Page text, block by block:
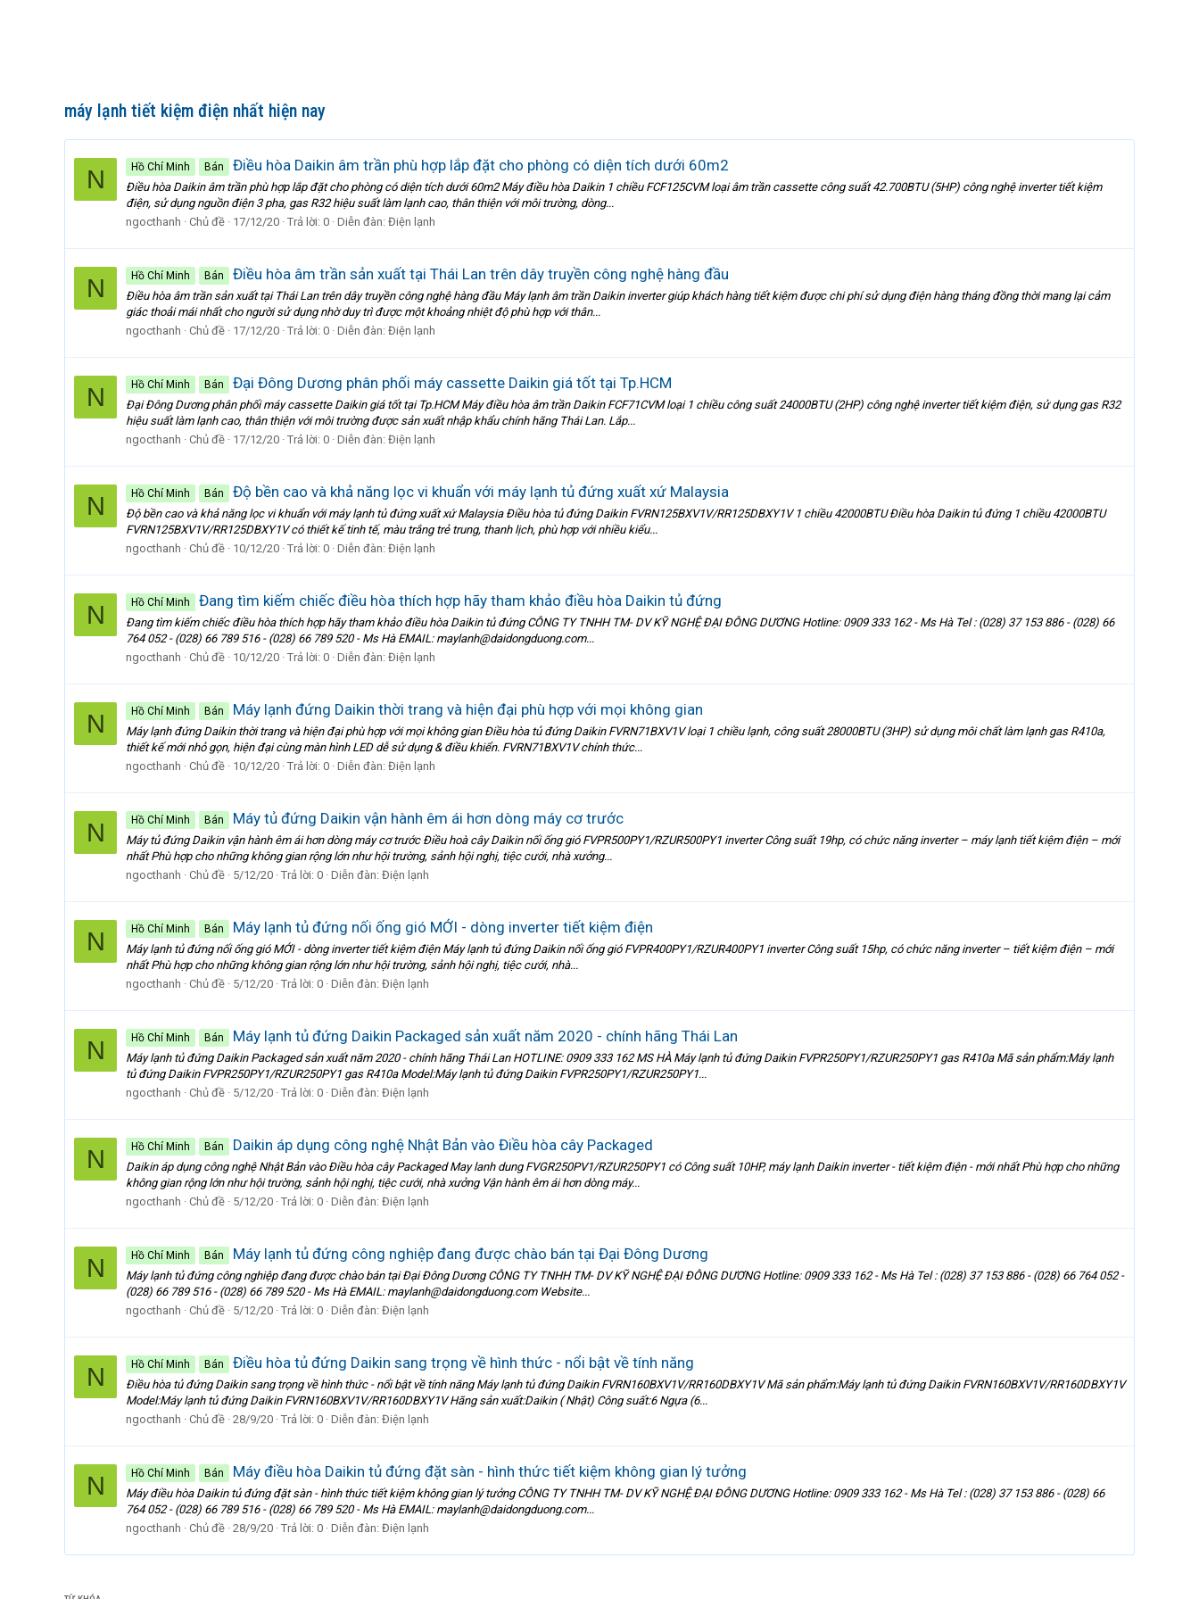
máy lạnh tiết kiệm điện nhất hiện nay
N Hồ Chí Minh Bán Điều hòa Daikin âm trần phù hợp lắp đặt cho phòng có diện tích dưới 60m2
Điều hòa Daikin âm trần phù hợp lắp đặt cho phòng có diện tích dưới 60m2 Máy điều hòa Daikin 1 chiều FCF125CVM loại âm trần cassette công suất 42.700BTU (5HP) công nghệ inverter tiết kiệm
điện, sử dụng nguồn điện 3 pha, gas R32 hiệu suất làm lạnh cao, thân thiện với môi trường, dòng...
ngocthanh
Chủ đề 17/12/20 Trả lời: 0 Diễn đàn: Điện lạnh
N Hồ Chí Minh Bán Điều hòa âm trần sản xuất tại Thái Lan trên dây truyền công nghệ hàng đầu
Điều hòa âm trần sản xuất tại Thái Lan trên dây truyền công nghệ hàng đầu Máy lạnh âm trần Daikin inverter giúp khách hàng tiết kiệm được chi phí sử dụng điện hàng tháng đồng thời mang lại cảm
giác thoải mái nhất cho người sử dụng nhờ duy trì được một khoảng nhiệt độ phù hợp với thân...
ngocthanh
Chủ đề 17/12/20 Trả lời: 0 Diễn đàn: Điện lạnh
N Hồ Chí Minh Bán Đại Đông Dương phân phối máy cassette Daikin giá tốt tại Tp.HCM
Đại Đông Dương phân phối máy cassette Daikin giá tốt tại Tp.HCM Máy điều hòa âm trần Daikin FCF71CVM loại 1 chiều công suất 24000BTU (2HP) công nghệ inverter tiết kiệm điện, sử dụng gas R32
hiệu suất làm lạnh cao, thân thiện với môi trường được sản xuất nhập khẩu chính hãng Thái Lan. Lắp...
ngocthanh
Chủ đề 17/12/20 Trả lời: 0 Diễn đàn: Điện lạnh
N Hồ Chí Minh Bán Độ bền cao và khả năng lọc vi khuẩn với máy lạnh tủ đứng xuất xứ Malaysia
Độ bền cao và khả năng lọc vi khuẩn với máy lạnh tủ đứng xuất xứ Malaysia Điều hòa tủ đứng Daikin FVRN125BXV1V/RR125DBXY1V 1 chiều 42000BTU Điều hòa Daikin tủ đứng 1 chiều 42000BTU
FVRN125BXV1V/RR125DBXY1V có thiết kế tinh tế, màu trắng trẻ trung, thanh lịch, phù hợp với nhiều kiểu...
ngocthanh
Chủ đề 10/12/20 Trả lời: 0 Diễn đàn: Điện lạnh
N Hồ Chí Minh Đang tìm kiếm chiếc điều hòa thích hợp hãy tham khảo điều hòa Daikin tủ đứng
Đang tìm kiếm chiếc điều hòa thích hợp hãy tham khảo điều hòa Daikin tủ đứng CÔNG TY TNHH TM- DV KỸ NGHỆ ĐẠI ĐÔNG DƯƠNG Hotline: 0909 333 162 - Ms Hà Tel : (028) 37 153 886 - (028) 66
764 052 - (028) 66 789 516 - (028) 66 789 520 - Ms Hà EMAIL: maylanh@daidongduong.com...
ngocthanh
Chủ đề 10/12/20 Trả lời: 0 Diễn đàn: Điện lạnh
N Hồ Chí Minh Bán Máy lạnh đứng Daikin thời trang và hiện đại phù hợp với mọi không gian
Máy lạnh đứng Daikin thời trang và hiện đại phù hợp với mọi không gian Điều hòa tủ đứng Daikin FVRN71BXV1V loại 1 chiều lạnh, công suất 28000BTU (3HP) sử dụng môi chất làm lạnh gas R410a,
thiết kế mới nhỏ gọn, hiện đại cùng màn hình LED dễ sử dụng & điều khiển. FVRN71BXV1V chính thức...
ngocthanh
Chủ đề 10/12/20 Trả lời: 0 Diễn đàn: Điện lạnh
N Hồ Chí Minh Bán Máy tủ đứng Daikin vận hành êm ái hơn dòng máy cơ trước
Máy tủ đứng Daikin vận hành êm ái hơn dòng máy cơ trước Điều hoà cây Daikin nối ống gió FVPR500PY1/RZUR500PY1 inverter Công suất 19hp, có chức năng inverter – máy lạnh tiết kiệm điện – mới
nhất Phù hợp cho những không gian rộng lớn như hội trường, sảnh hội nghị, tiệc cưới, nhà xưởng...
ngocthanh
Chủ đề 5/12/20 Trả lời: 0 Diễn đàn: Điện lạnh
N Hồ Chí Minh Bán Máy lạnh tủ đứng nối ống gió MỚI - dòng inverter tiết kiệm điện
Máy lạnh tủ đứng nối ống gió MỚI - dòng inverter tiết kiệm điện Máy lạnh tủ đứng Daikin nối ống gió FVPR400PY1/RZUR400PY1 inverter Công suất 15hp, có chức năng inverter – tiết kiệm điện – mới
nhất Phù hợp cho những không gian rộng lớn như hội trường, sảnh hội nghị, tiệc cưới, nhà...
ngocthanh
Chủ đề 5/12/20 Trả lời: 0 Diễn đàn: Điện lạnh
N Hồ Chí Minh Bán Máy lạnh tủ đứng Daikin Packaged sản xuất năm 2020 - chính hãng Thái Lan
Máy lạnh tủ đứng Daikin Packaged sản xuất năm 2020 - chính hãng Thái Lan HOTLINE: 0909 333 162 MS HÀ Máy lạnh tủ đứng Daikin FVPR250PY1/RZUR250PY1 gas R410a Mã sản phẩm:Máy lạnh
tủ đứng Daikin FVPR250PY1/RZUR250PY1 gas R410a Model:Máy lạnh tủ đứng Daikin FVPR250PY1/RZUR250PY1...
ngocthanh
Chủ đề 5/12/20 Trả lời: 0 Diễn đàn: Điện lạnh
N Hồ Chí Minh Bán Daikin áp dụng công nghệ Nhật Bản vào Điều hòa cây Packaged
Daikin áp dụng công nghệ Nhật Bản vào Điều hòa cây Packaged May lanh dung FVGR250PV1/RZUR250PY1 có Công suất 10HP, máy lạnh Daikin inverter - tiết kiệm điện - mới nhất Phù hợp cho những
không gian rộng lớn như hội trường, sảnh hội nghị, tiệc cưới, nhà xưởng Vận hành êm ái hơn dòng máy...
ngocthanh
Chủ đề 5/12/20 Trả lời: 0 Diễn đàn: Điện lạnh
N Hồ Chí Minh Bán Máy lạnh tủ đứng công nghiệp đang được chào bán tại Đại Đông Dương
Máy lạnh tủ đứng công nghiệp đang được chào bán tại Đại Đông Dương CÔNG TY TNHH TM- DV KỸ NGHỆ ĐẠI ĐÔNG DƯƠNG Hotline: 0909 333 162 - Ms Hà Tel : (028) 37 153 886 - (028) 66 764 052 -
(028) 66 789 516 - (028) 66 789 520 - Ms Hà EMAIL: maylanh@daidongduong.com Website...
ngocthanh
Chủ đề 5/12/20 Trả lời: 0 Diễn đàn: Điện lạnh
N Hồ Chí Minh Bán Điều hòa tủ đứng Daikin sang trọng về hình thức - nổi bật về tính năng
Điều hòa tủ đứng Daikin sang trọng về hình thức - nổi bật về tính năng Máy lạnh tủ đứng Daikin FVRN160BXV1V/RR160DBXY1V Mã sản phẩm:Máy lạnh tủ đứng Daikin FVRN160BXV1V/RR160DBXY1V
Model:Máy lạnh tủ đứng Daikin FVRN160BXV1V/RR160DBXY1V Hãng sản xuất:Daikin ( Nhật) Công suất:6 Ngựa (6...
ngocthanh
Chủ đề 28/9/20 Trả lời: 0 Diễn đàn: Điện lạnh
N Hồ Chí Minh Bán Máy điều hòa Daikin tủ đứng đặt sàn - hình thức tiết kiệm không gian lý tưởng
Máy điều hòa Daikin tủ đứng đặt sàn - hình thức tiết kiệm không gian lý tưởng CÔNG TY TNHH TM- DV KỸ NGHỆ ĐẠI ĐÔNG DƯƠNG Hotline: 0909 333 162 - Ms Hà Tel : (028) 37 153 886 - (028) 66
764 052 - (028) 66 789 516 - (028) 66 789 520 - Ms Hà EMAIL: maylanh@daidongduong.com...
ngocthanh
Chủ đề 28/9/20 Trả lời: 0 Diễn đàn: Điện lạnh